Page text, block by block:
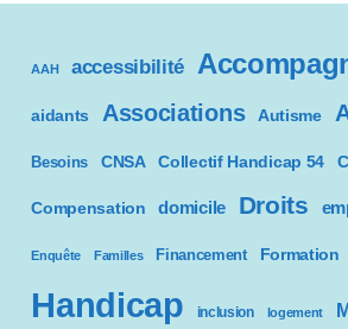
AAH accessibilité
aidants Associations Autisme
Besoins CNSA Collectif Handicap 54
Compensation domicile Droits
Enquête Familles Financement Formation
Handicap inclusion logement